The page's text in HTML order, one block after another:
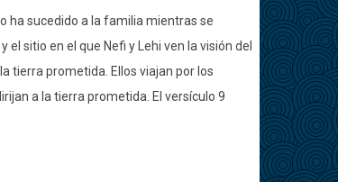
ha sucedido a la familia mientras se
sitio en el que Nefi y Lehi ven la visión del
tierra prometida. Ellos viajan por los
a la tierra prometida. El versículo 9